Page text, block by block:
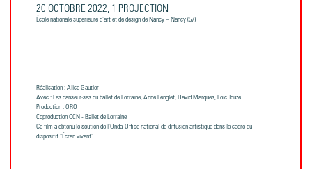
20 OCTOBRE 2022, 1 PROJECTION
École nationale supérieure d'art et de design de Nancy – Nancy (57)
Réalisation : Alice Gautier
Avec : Les danseur·ses du ballet de Lorraine, Anne Lenglet, David Marques, Loïc Touzé
Production : ORO
Coproduction CCN - Ballet de Lorraine
Ce film a obtenu le soutien de l'Onda-Office national de diffusion artistique dans le cadre du
dispositif "Écran vivant".